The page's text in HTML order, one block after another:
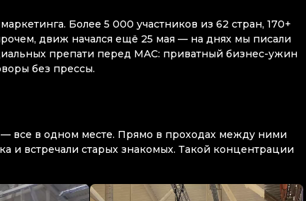
Более 5 000 участников из 62 стран, 170+
движ начался ещё 25 мая — на днях мы писали
препати перед MAC: приватный бизнес-ужин
без прессы.
все в одном месте. Прямо в проходах между ними
и встречали старых знакомых. Такой концентрации